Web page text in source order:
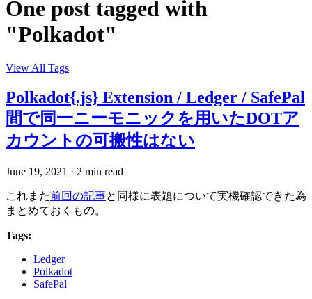
One post tagged with
"Polkadot"
View All Tags
Polkadot{.js} Extension / Ledger / SafePal
間で同一ニーモニックを用いたDOTア
カウントの可搬性はない
June 19, 2021 · 2 min read
これまた前回の記事と同様に表題について実機確認できた為
まとめておくもの。
Tags:
Ledger
Polkadot
SafePal